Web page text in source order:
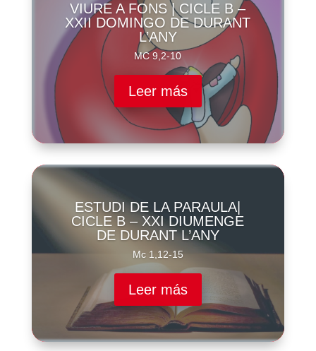
VIURE A FONS | CICLE B –
XXII DOMINGO DE DURANT
L’ANY
MC 9,2-10
Leer más
ESTUDI DE LA PARAULA|
CICLE B – XXI DIUMENGE
DE DURANT L’ANY
Mc 1,12-15
Leer más